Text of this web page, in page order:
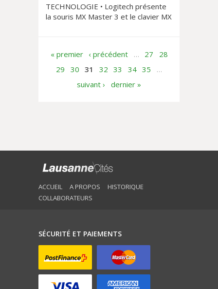
TECHNOLOGIE • Logitech présente
la souris MX Master 3 et le clavier MX
« premier
‹ précédent … 27
28
29
30 31 32 33 34 35
…
suivant ›
dernier »
ACCUEIL A PROPOS
HISTORIQUE
COLLABORATEURS
SÉCURITÉ ET PAIEMENTS